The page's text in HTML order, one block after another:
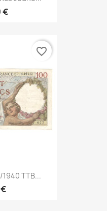
€
1940 TTB...
favorite_border